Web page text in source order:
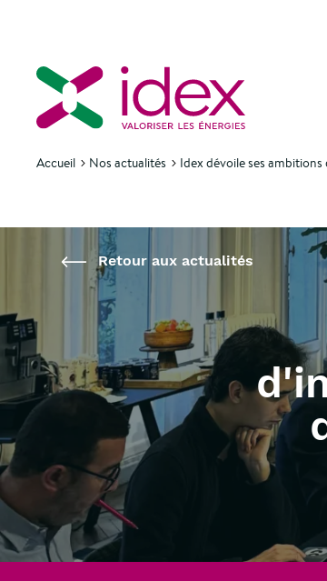
Accueil Nos actualités Idex dévoile ses
Retour aux actualités
Retour aux actualités